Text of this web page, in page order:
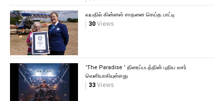
வயதில் கின்னஸ் சாதனை செய்த பாட்டி
30Views
'The Paradise ' திரைப்படத்தின் புதிய டீசர்
வெளியாகியுள்ளது
33Views